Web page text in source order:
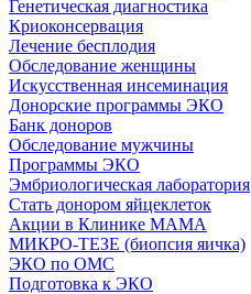
Генетическая диагностика
Криоконсервация
Лечение бесплодия
Обследование женщины
Искусственная инсеминация
Донорские программы ЭКО
Банк доноров
Обследование мужчины
Программы ЭКО
Эмбриологическая лаборатория
Стать донором яйцеклеток
Акции в Клинике МАМА
МИКРО-ТЕЗЕ (биопсия яичка)
ЭКО по ОМС
Подготовка к ЭКО